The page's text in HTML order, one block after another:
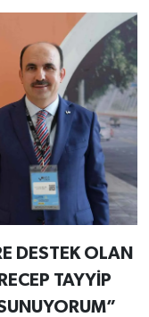
DESTEK OLAN
TAYYİP